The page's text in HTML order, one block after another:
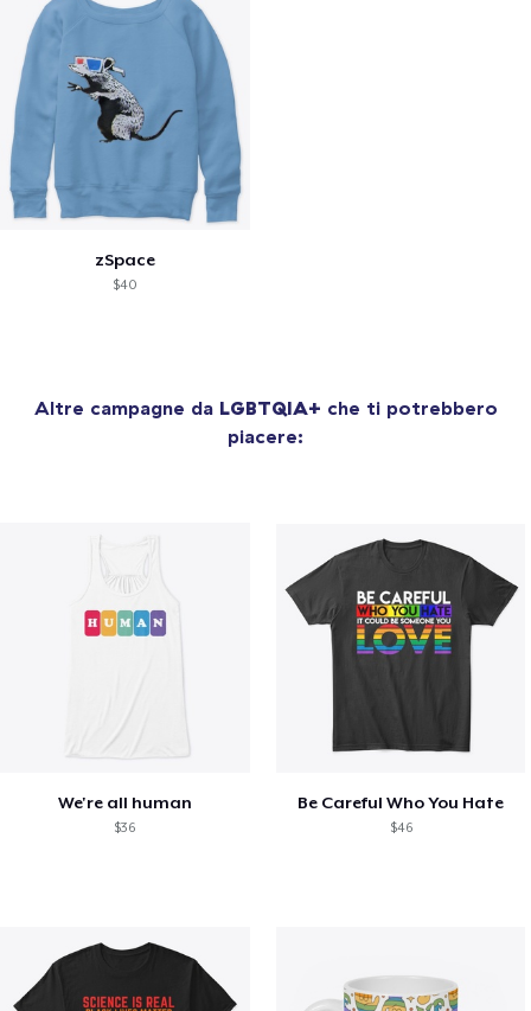
zSpace
$40
Altre campagne da LGBTQIA+ che ti potrebbero
piacere:
We're all human
$36
Be Careful Who You Hate
$46